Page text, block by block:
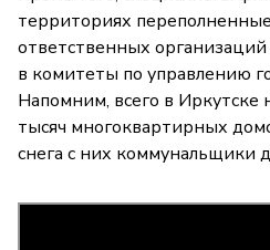
территориях
ответственных
в комитеты по управлению
Напомним, всего в Иркутске
тысяч многоквартирных
снега с них коммунальщики